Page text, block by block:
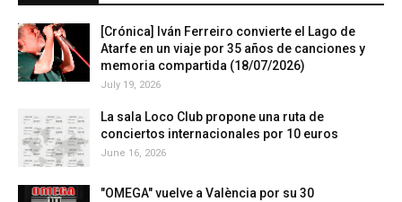
[Crónica] Iván Ferreiro convierte el Lago de
Atarfe en un viaje por 35 años de canciones y
memoria compartida (18/07/2026)
July 19, 2026
La sala Loco Club propone una ruta de
conciertos internacionales por 10 euros
June 16, 2026
"OMEGA" vuelve a València por su 30